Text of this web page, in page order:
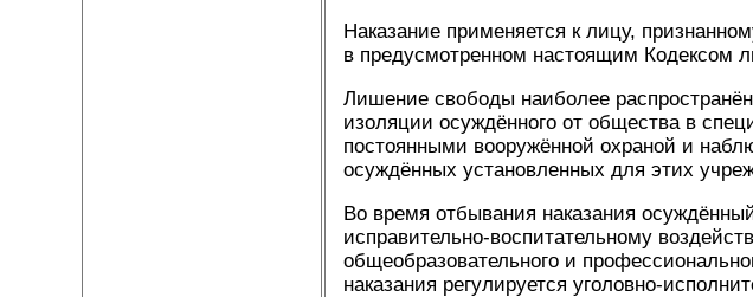
Наказание применяется к лицу,
в предусмотренном настоящим Кодексом
Лишение свободы наиболее
изоляции осуждённого от общества в
постоянными вооружённой охраной и
осуждённых установленных для этих
Во время отбывания наказания
исправительно-воспитательному
общеобразовательного и
наказания регулируется уголовно-